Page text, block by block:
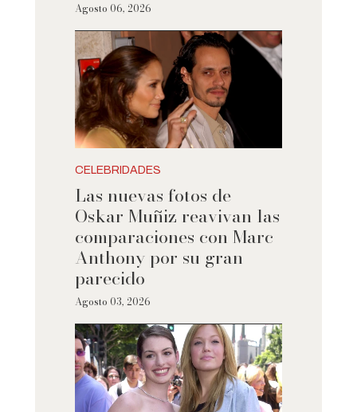
Agosto 06, 2026
CELEBRIDADES
Las nuevas fotos de
Oskar Muñiz reavivan las
comparaciones con Marc
Anthony por su gran
parecido
Agosto 03, 2026